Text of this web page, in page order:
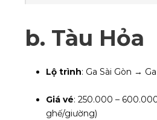
b. Tàu Hỏa
Lộ trình: Ga Sài Gòn →
Giá vé: 250.000 –
ghế/giường)